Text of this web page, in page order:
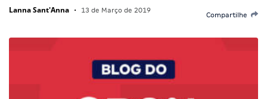
Lanna Sant'Anna • 13 de Março de 2019
Compartilhe